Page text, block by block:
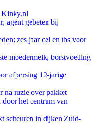
Kinky.nl
agent gebeten bij
zes jaar cel en tbs voor
moedermelk, borstvoeding
afpersing 12-jarige
na ruzie over pakket
het centrum van
scheuren in dijken Zuid-